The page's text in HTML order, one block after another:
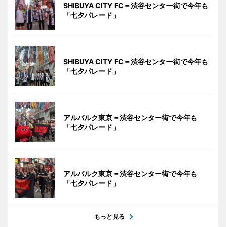
SHIBUYA CITY FC＝渋谷センター街で今年も
「七夕パレード」
SHIBUYA CITY FC＝渋谷センター街で今年も
「七夕パレード」
アルバルク東京＝渋谷センター街で今年も
「七夕パレード」
アルバルク東京＝渋谷センター街で今年も
「七夕パレード」
もっと見る